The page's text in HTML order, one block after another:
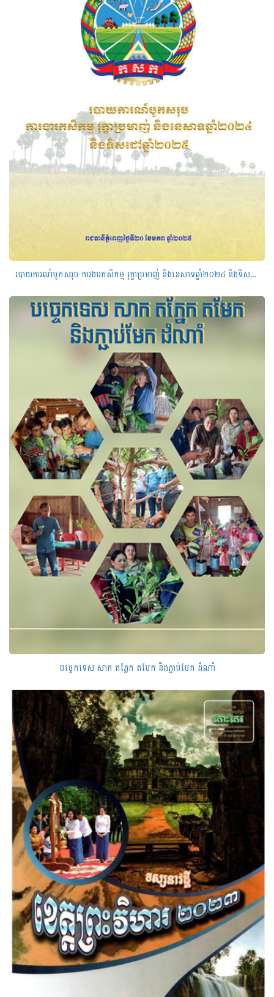
របាយការណ៍បូកសរុប ការងារកសិកម្ម រុក្ខាប្រមាញ់ និងនេសាទឆ្នាំ២០២៤ និងទិសដៅឆ្នាំ២០២៥
បច្ចេកទេស សាក តភ្នែក តមែក និងភ្ជាប់មែក ដំណាំ